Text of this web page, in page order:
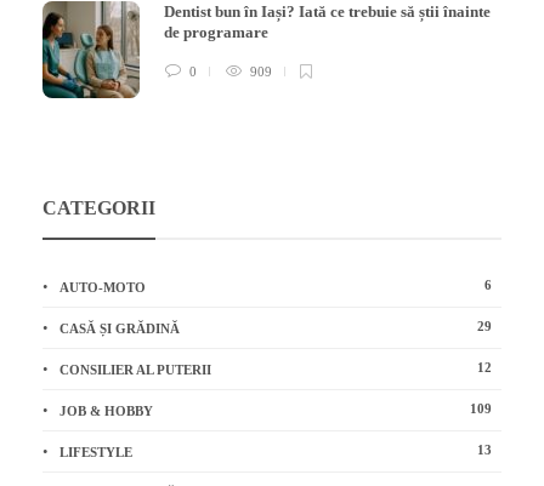
Dentist bun în Iași? Iată ce trebuie să știi înainte
de programare
0 909
CATEGORII
AUTO-MOTO 6
CASĂ ȘI GRĂDINĂ 29
CONSILIER AL PUTERII 12
JOB & HOBBY 109
LIFESTYLE 13